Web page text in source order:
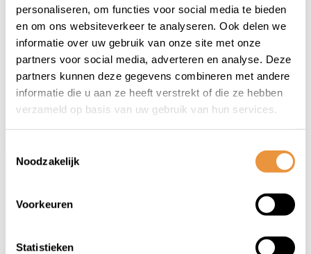
personaliseren, om functies voor social media te bieden
en om ons websiteverkeer te analyseren. Ook delen we
informatie over uw gebruik van onze site met onze
partners voor social media, adverteren en analyse. Deze
partners kunnen deze gegevens combineren met andere
informatie die u aan ze heeft verstrekt of die ze hebben
verzameld op basis van uw gebruik van hun services.
Noodzakelijk
Voorkeuren
Statistieken
Opbergstandaard
voor 1 fiets
Niet op voorraad
19,50